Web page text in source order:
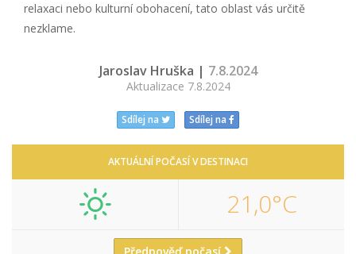
relaxaci nebo kulturní obohacení, tato oblast vás určitě
nezklame.
Jaroslav Hruška | 7.8.2024
Aktualizace 7.8.2024
Sdílej na Sdílej na
AKTUÁLNÍ POČASÍ V DESTINACI
21,0°C
Předpověď počasí